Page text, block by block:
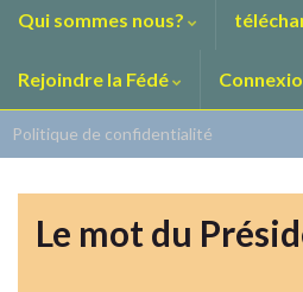
Qui sommes nous?
Rejoindre la Fédé
Politique de confidentialité
Le mot du